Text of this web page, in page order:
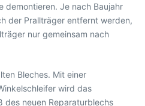
demontieren. Je nach Baujahr
der Prallträger entfernt werden,
nur gemeinsam nach
Bleches. Mit einer
wird das
des neuen Reparaturblechs